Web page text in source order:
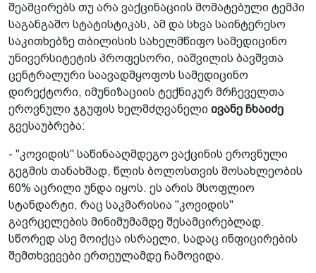
შეამცირებს თუ არა ვაქცინაციის მომატებული ტემპი
საგანგაშო სტატისტიკას, ამ და სხვა საინტერესო
საკითხებზე თბილისის სახელმწიფო სამედიცინო
უნივერსიტეტის პროფესორი, იაშვილის ბავშვთა
ცენტრალური საავადმყოფოს სამედიცინო
დირექტორი, იმუნიზაციის ტექნიკურ მრჩეველთა
ეროვნული ჯგუფის ხელმძღვანელი ივანე ჩხაიძე
გვესაუბრება:
- "კოვიდის" საწინააღმდეგო ვაქცინის ეროვნული
გეგმის თანახმად, წლის ბოლოსთვის მოსახლეობის
60% აცრილი უნდა იყოს. ეს არის მსოფლიო
სტანდარტი, რაც საკმარისია "კოვიდის"
გავრცელების მინიმუმამდე შესამცირებლად.
სწორედ ასე მოიქცა ისრაელი, სადაც ინფიცირების
შემთხვევები ერთეულამდე ჩამოვიდა.